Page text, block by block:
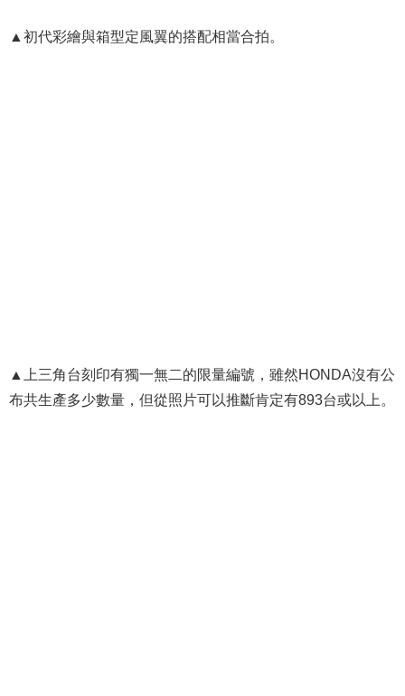
▲初代彩繪與箱型定風翼的搭配相當合拍。
▲上三角台刻印有獨一無二的限量編號，雖然HONDA沒有公
布共生產多少數量，但從照片可以推斷肯定有893台或以上。